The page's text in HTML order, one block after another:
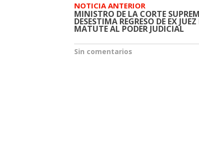
NOTICIA ANTERIOR
MINISTRO DE LA CORTE
DESESTIMA REGRESO DE EX
MATUTE AL PODER JUDICIAL
Sin comentarios